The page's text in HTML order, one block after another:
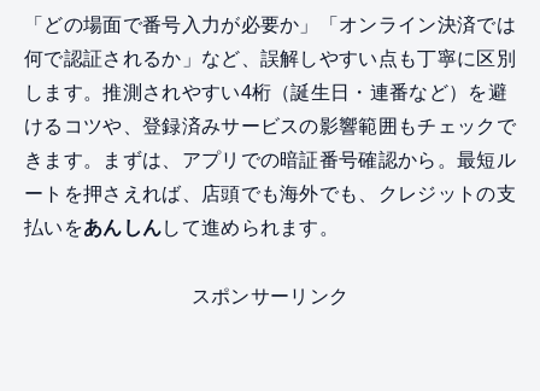
「どの場面で番号入力が必要か」「オンライン決済では
何で認証されるか」など、誤解しやすい点も丁寧に区別
します。推測されやすい4桁（誕生日・連番など）を避
けるコツや、登録済みサービスの影響範囲もチェックで
きます。まずは、アプリでの暗証番号確認から。最短ル
ートを押さえれば、店頭でも海外でも、クレジットの支
払いをあんしんして進められます。
スポンサーリンク